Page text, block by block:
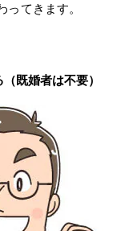
ってきます。
既婚者は不要）